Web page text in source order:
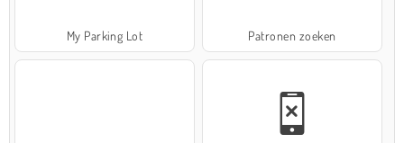
My Parking Lot Patronen zoeken